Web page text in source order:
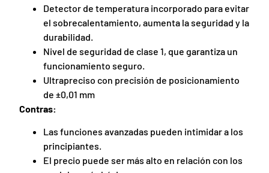
Detector de temperatura incorporado para evitar
el sobrecalentamiento, aumenta la seguridad y la
durabilidad.
Nivel de seguridad de clase 1, que garantiza un
funcionamiento seguro.
Ultrapreciso con precisión de posicionamiento
de ±0,01 mm
Contras:
Las funciones avanzadas pueden intimidar a los
principiantes.
El precio puede ser más alto en relación con los